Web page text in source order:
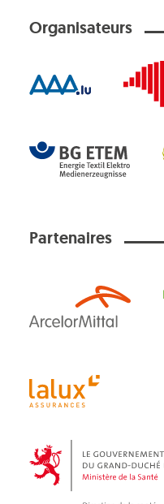
Organisateurs
Partenaires